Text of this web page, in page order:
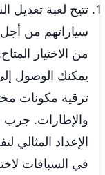
تتيح لعبة
سياراتهم من أجل
من الاختيار
يمكنك الوصول
ترقية مكونات
والإطارات. جرب
الإعداد المثالي
في السباقات